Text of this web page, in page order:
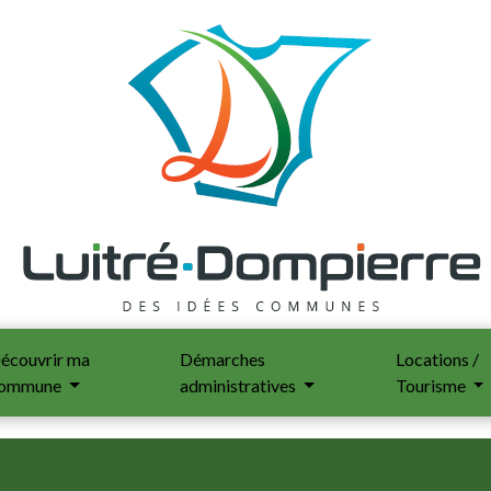
ma
Démarches
administratives
Locations /
Tourisme